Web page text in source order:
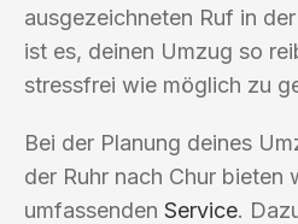
ausgezeichneten Ruf in
ist es, deinen Umzug so
stressfrei wie möglich zu
Bei der Planung deines
der Ruhr nach Chur bieten
umfassenden Service.